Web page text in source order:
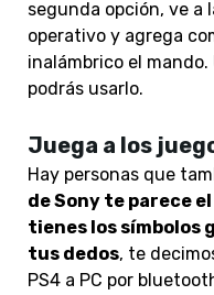
segunda opción, ve a
operativo y agrega
inalámbrico el
podrás usarlo.
Juega a los
Hay personas que
de Sony te parece
tienes los símbolos
tus dedos, te
PS4 a PC por